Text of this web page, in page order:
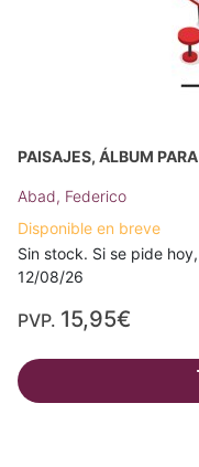
PAISAJES, ÁLBUM
Abad, Federico
Disponible en breve
Sin stock. Si se pide
12/08/26
PVP. 15,95€